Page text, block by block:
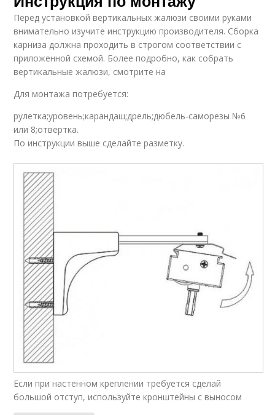
Перед установкой вертикальных жалюзи своими руками
внимательно изучите инструкцию производителя. Сборка
карниза должна проходить в строгом соответствии с
приложенной схемой. Более подробно, как собрать
вертикальные жалюзи, смотрите на
Для монтажа потребуется:
рулетка;уровень;карандаш;дрель;дюбель-саморезы №6
или 8;отвертка.
По инструкции выше сделайте разметку.
Если при настенном креплении требуется сделай
большой отступ, используйте кронштейны с выносом